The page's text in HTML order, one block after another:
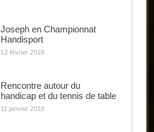
Joseph en Championnat
Handisport
12 février 2018
Rencontre autour du
handicap et du tennis de table
11 janvier 2018